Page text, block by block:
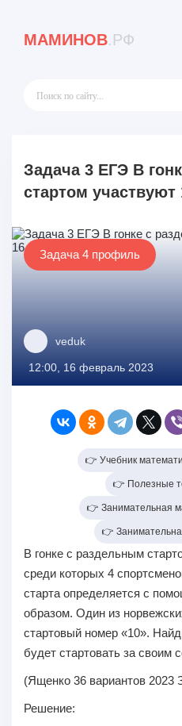
МАМИНОВ.РФ
Задача 3 ЕГЭ В
стартом
Задача 4 профиль
veduk
12:00, 16 февраль 2023
👉 Учебник
👉 Полезные
👉 Занимательная
👉
В гонке с раздельным
среди которых 4
старта определяется с
образом. Один из
стартовый номер «10».
будет стартовать за своим
(Ященко 36 вариантов 2023
Решение: